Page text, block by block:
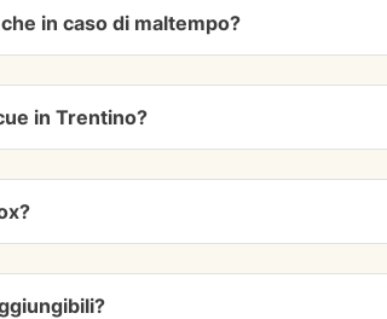
in caso di maltempo?
in Trentino?